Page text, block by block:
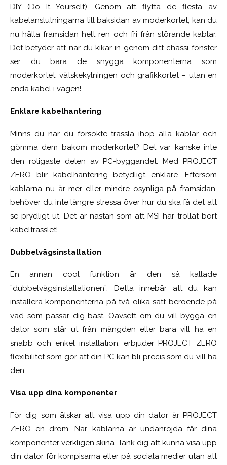
DIY (Do It Yourself). Genom att flytta de flesta av
kabelanslutningarna till baksidan av moderkortet, kan du
nu hålla framsidan helt ren och fri från störande kablar.
Det betyder att när du kikar in genom ditt chassi-fönster
ser du bara de snygga komponenterna som
moderkortet, vätskekylningen och grafikkortet – utan en
enda kabel i vägen!
Enklare kabelhantering
Minns du när du försökte trassla ihop alla kablar och
gömma dem bakom moderkortet? Det var kanske inte
den roligaste delen av PC-byggandet. Med PROJECT
ZERO blir kabelhantering betydligt enklare. Eftersom
kablarna nu är mer eller mindre osynliga på framsidan,
behöver du inte längre stressa över hur du ska få det att
se prydligt ut. Det är nästan som att MSI har trollat bort
kabeltrasslet!
Dubbelvägsinstallation
En annan cool funktion är den så kallade
”dubbelvägsinstallationen”. Detta innebär att du kan
installera komponenterna på två olika sätt beroende på
vad som passar dig bäst. Oavsett om du vill bygga en
dator som står ut från mängden eller bara vill ha en
snabb och enkel installation, erbjuder PROJECT ZERO
flexibilitet som gör att din PC kan bli precis som du vill ha
den.
Visa upp dina komponenter
För dig som älskar att visa upp din dator är PROJECT
ZERO en dröm. När kablarna är undanröjda får dina
komponenter verkligen skina. Tänk dig att kunna visa upp
din dator för kompisarna eller på sociala medier utan att